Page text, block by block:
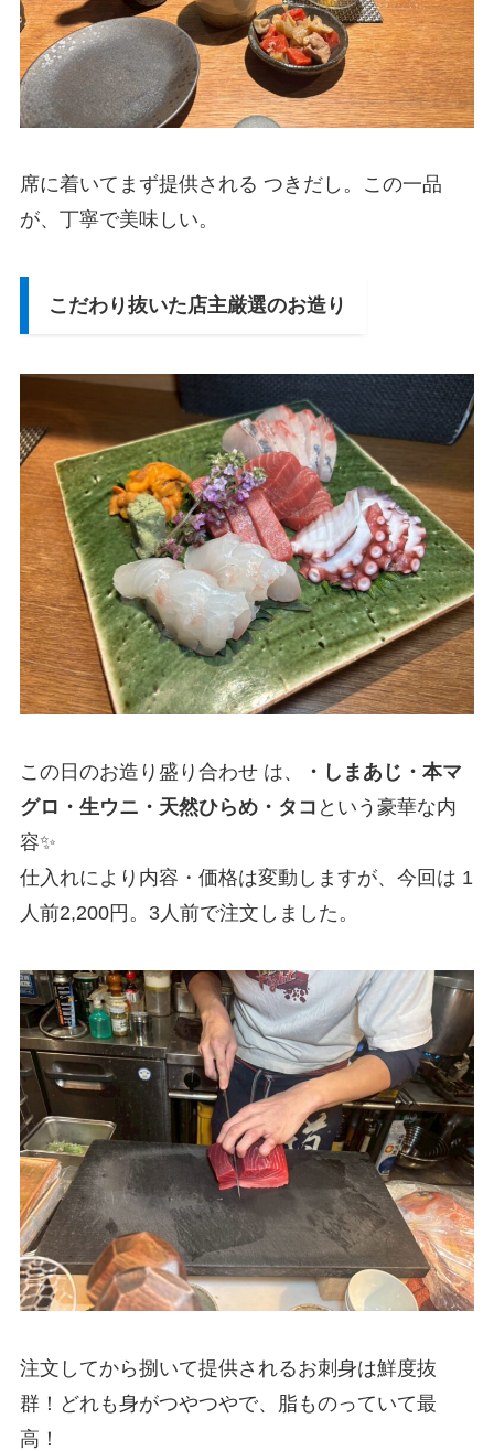
席に着いてまず提供される つきだし。この一品
が、丁寧で美味しい。
こだわり抜いた店主厳選のお造り
この日のお造り盛り合わせ は、
・しまあじ・本マ
グロ・生ウニ・天然ひらめ・タコ という豪華な内
容✨
仕入れにより内容・価格は変動しますが、今回は 1
人前2,200円。3人前で注文しました。
注文してから捌いて提供されるお刺身は鮮度抜
群！どれも身がつやつやで、脂ものっていて最
高！